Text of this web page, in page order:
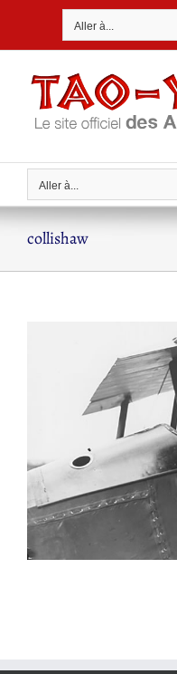
Aller à...
Aller à...
collishaw